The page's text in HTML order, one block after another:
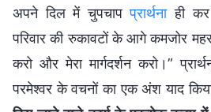
अपने दिल में चुपचापप्रार्थनाही कर
परिवार की रुकावटों के आगे कमजोर
करो और मेरा मार्गदर्शन करो।”
परमेश्वर के वचनों का एक अंश याद